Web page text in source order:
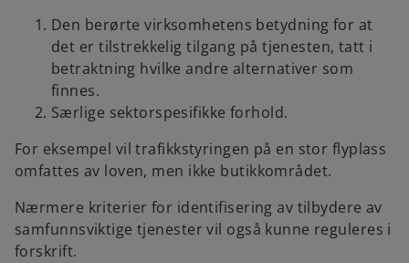
Den berørte virksomhetens betydning for at
det er tilstrekkelig tilgang på tjenesten, tatt i
betraktning hvilke andre alternativer som
finnes.
Særlige sektorspesifikke forhold.
For eksempel vil trafikkstyringen på en stor flyplass
omfattes av loven, men ikke butikkområdet.
Nærmere kriterier for identifisering av tilbydere av
samfunnsviktige tjenester vil også kunne reguleres i
forskrift.